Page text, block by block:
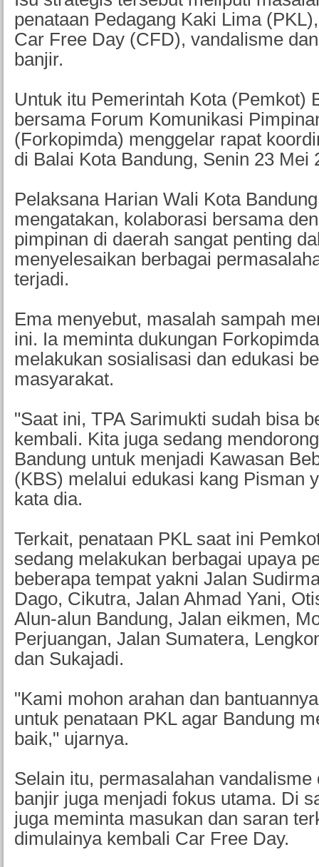
penataan Pedagang Kaki Lima
Car Free Day (CFD), vandalisme
banjir.
Untuk itu Pemerintah Kota (Pemkot)
bersama Forum Komunikasi
(Forkopimda) menggelar rapat
di Balai Kota Bandung, Senin 23 Mei
Pelaksana Harian Wali Kota
mengatakan, kolaborasi bersama
pimpinan di daerah sangat penting
menyelesaikan berbagai
terjadi.
Ema menyebut, masalah sampah
ini. Ia meminta dukungan
melakukan sosialisasi dan edukasi
masyarakat.
"Saat ini, TPA Sarimukti sudah bisa
kembali. Kita juga sedang
Bandung untuk menjadi Kawasan
(KBS) melalui edukasi kang Pisman
kata dia.
Terkait, penataan PKL saat ini
sedang melakukan berbagai upaya
beberapa tempat yakni Jalan
Dago, Cikutra, Jalan Ahmad Yani,
Alun-alun Bandung, Jalan eikmen,
Perjuangan, Jalan Sumatera,
dan Sukajadi.
"Kami mohon arahan dan
untuk penataan PKL agar Bandung
baik," ujarnya.
Selain itu, permasalahan vandalisme
banjir juga menjadi fokus utama. Di
juga meminta masukan dan saran
dimulainya kembali Car Free Day.